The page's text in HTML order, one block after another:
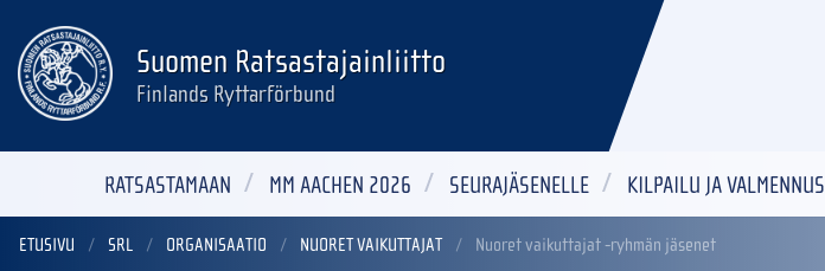
Suomen Ratsastajainliitto
Finlands Ryttarförbund
RATSASTAMAAN MM AACHEN 2026 SEURAJÄSENELLE KILPAILU JA VALMENNUS
ETUSIVU SRL ORGANISAATIO NUORET VAIKUTTAJAT Nuoret vaikuttajat -ryhmän jäsenet